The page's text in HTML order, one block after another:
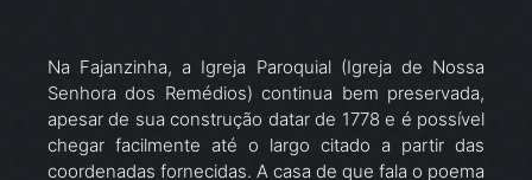
Na Fajanzinha, a Igreja Paroquial (Igreja de Nossa
Senhora dos Remédios) continua bem preservada,
apesar de sua construção datar de 1778 e é possível
chegar facilmente até o largo citado a partir das
coordenadas fornecidas. A casa de que fala o poema